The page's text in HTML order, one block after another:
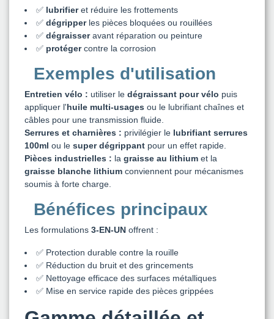
✅ lubrifieret réduire les frottements
✅ dégripperles pièces bloquées ou rouillées
✅ dégraisseravant réparation ou peinture
✅ protégercontre la corrosion
Exemples d'utilisation
Entretien vélo : utiliser le dégraissant pour vélo puis
appliquer l'huile multi-usages ou le lubrifiant chaînes et
câbles pour une transmission fluide.
Serrures et charnières : privilégier le lubrifiant serrures
100ml ou le super dégrippant pour un effet rapide.
Pièces industrielles : la graisse au lithium et la
graisse blanche lithium conviennent pour mécanismes
soumis à forte charge.
Bénéfices principaux
Les formulations 3-EN-UN offrent :
✅ Protection durable contre la rouille
✅ Réduction du bruit et des grincements
✅ Nettoyage efficace des surfaces métalliques
✅ Mise en service rapide des pièces grippées